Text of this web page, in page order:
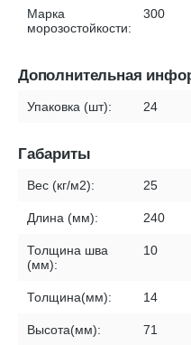
Марка
морозостойкости:
300
Дополнительная
Упаковка (шт): 24
Габариты
Вес (кг/м2): 25
Длина (мм): 240
Толщина шва
(мм):
10
Толщина(мм): 14
Высота(мм): 71